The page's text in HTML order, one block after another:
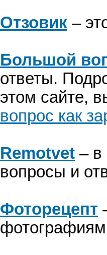
Отзовик –
Большой
ответы.
этом сайте,
вопрос как
Remotvet – в
вопросы и
Фоторецепт